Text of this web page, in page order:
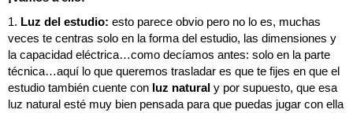
1. Luz del estudio: esto parece obvio pero no lo es, muchas
veces te centras solo en la forma del estudio, las dimensiones y
la capacidad eléctrica…como decíamos antes: solo en la parte
técnica…aquí lo que queremos trasladar es que te fijes en que el
estudio también cuente con luz natural y por supuesto, que esa
luz natural esté muy bien pensada para que puedas jugar con ella